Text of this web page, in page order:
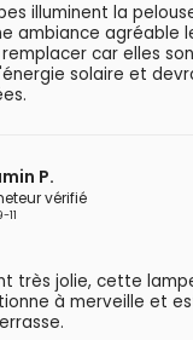
illuminent la
ambiance agréable
car elles
solaire et
P.
vérifié
très jolie, cette
à merveille et